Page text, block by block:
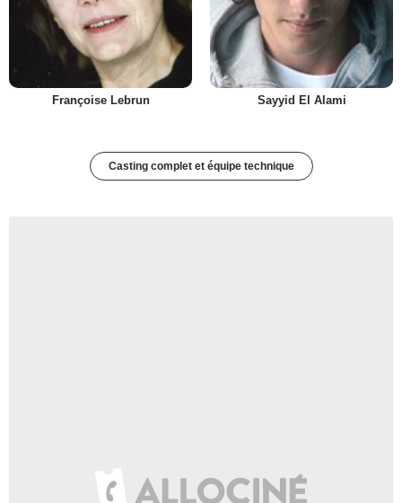
Françoise Lebrun Sayyid El Alami
Casting complet et équipe technique